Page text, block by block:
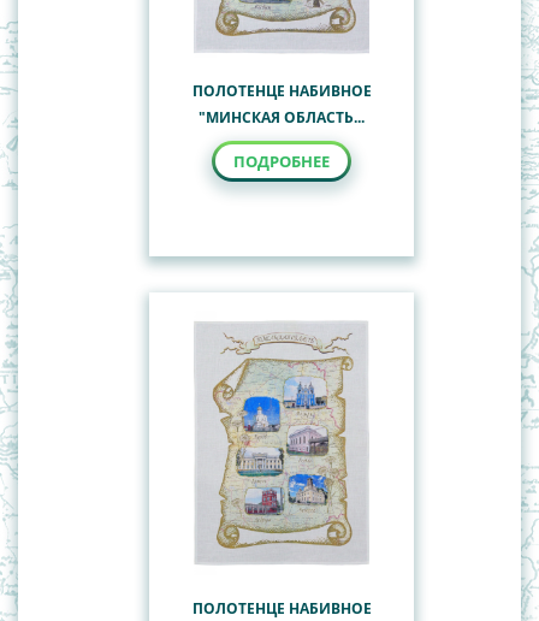
ПОЛОТЕНЦЕ НАБИВНОЕ
"МИНСКАЯ ОБЛАСТЬ...
ПОДРОБНЕЕ
ПОЛОТЕНЦЕ НАБИВНОЕ